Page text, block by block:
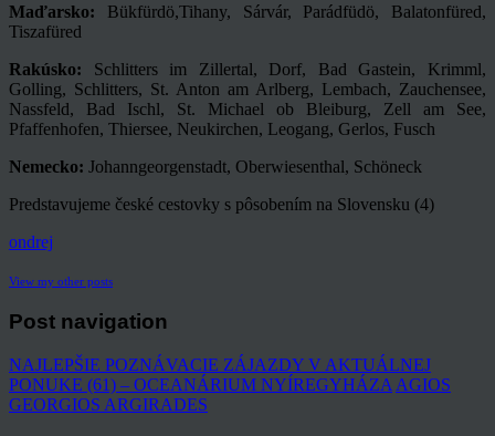
Maďarsko: Bükfürdö,Tihany, Sárvár, Parádfüdö, Balatonfüred,
Tiszafüred
Rakúsko: Schlitters im Zillertal, Dorf, Bad Gastein, Krimml,
Golling, Schlitters, St. Anton am Arlberg, Lembach, Zauchensee,
Nassfeld, Bad Ischl, St. Michael ob Bleiburg, Zell am See,
Pfaffenhofen, Thiersee, Neukirchen, Leogang, Gerlos, Fusch
Nemecko: Johanngeorgenstadt, Oberwiesenthal, Schöneck
Predstavujeme české cestovky s pôsobením na Slovensku (4)
ondrej
View my other posts
Post navigation
NAJLEPŠIE POZNÁVACIE ZÁJAZDY V AKTUÁLNEJ
PONUKE (61) – OCEANÁRIUM NYÍREGYHÁZA AGIOS
GEORGIOS ARGIRADES